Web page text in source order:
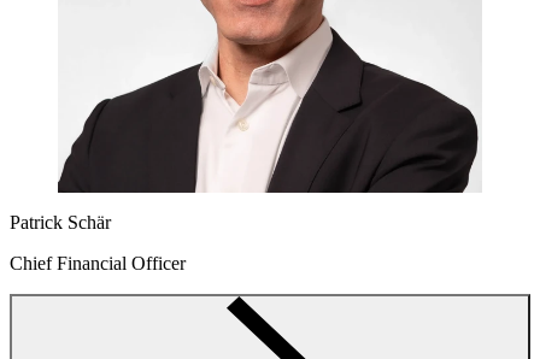
Patrick Schär
Chief Financial Officer